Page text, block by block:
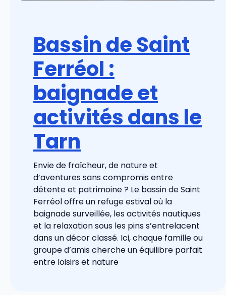
Bassin de Saint
Ferréol :
baignade et
activités dans le
Tarn
Envie de fraîcheur, de nature et
d’aventures sans compromis entre
détente et patrimoine ? Le bassin de Saint
Ferréol offre un refuge estival où la
baignade surveillée, les activités nautiques
et la relaxation sous les pins s’entrelacent
dans un décor classé. Ici, chaque famille ou
groupe d’amis cherche un équilibre parfait
entre loisirs et nature